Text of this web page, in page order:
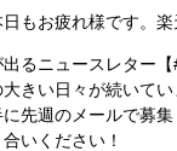
もお疲れ様です。
るニュースレター
きい日々が続いて
先週のメールで募
いください！